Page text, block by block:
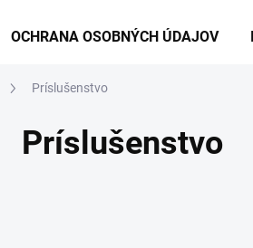
OCHRANA OSOBNÝCH ÚDAJOV
Príslušenstvo
Príslušenstvo